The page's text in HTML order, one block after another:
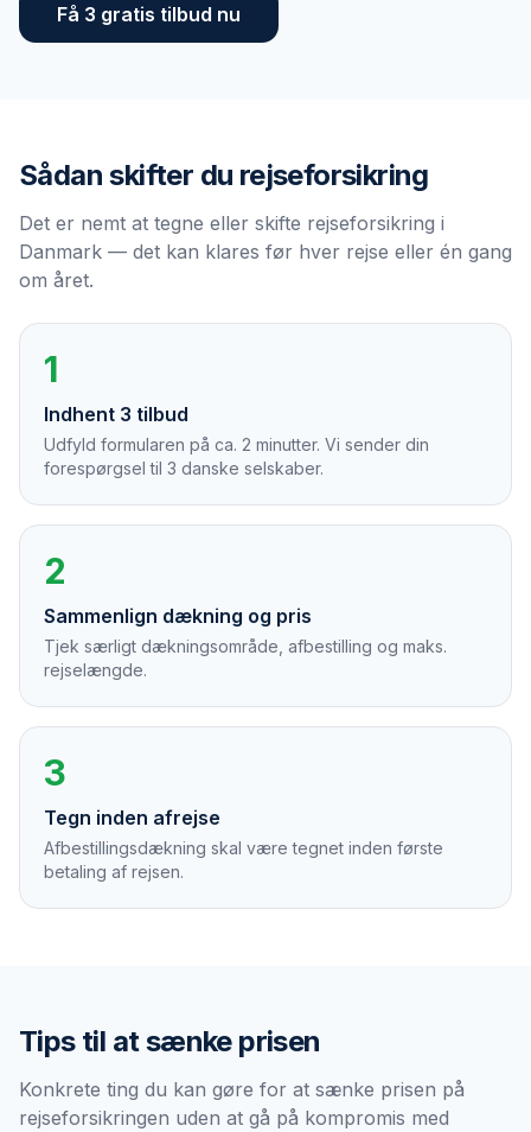
Få 3 gratis tilbud nu
Sådan skifter du rejseforsikring
Det er nemt at tegne eller skifte rejseforsikring i
Danmark — det kan klares før hver rejse eller én gang
om året.
1
Indhent 3 tilbud
Udfyld formularen på ca. 2 minutter. Vi sender din
forespørgsel til 3 danske selskaber.
2
Sammenlign dækning og pris
Tjek særligt dækningsområde, afbestilling og maks.
rejselængde.
3
Tegn inden afrejse
Afbestillingsdækning skal være tegnet inden første
betaling af rejsen.
Tips til at sænke prisen
Konkrete ting du kan gøre for at sænke prisen på
rejseforsikringen uden at gå på kompromis med